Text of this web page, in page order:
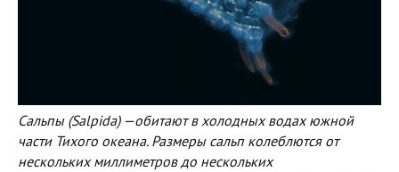
Сальпы (Salpida) —обитают в холодных водах южной
части Тихого океана. Размеры сальп колеблются от
нескольких миллиметров до нескольких